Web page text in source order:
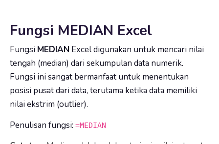
Fungsi MEDIAN Excel
Fungsi MEDIAN Excel digunakan untuk mencari nilai
tengah (median) dari sekumpulan data numerik.
Fungsi ini sangat bermanfaat untuk menentukan
posisi pusat dari data, terutama ketika data memiliki
nilai ekstrim (outlier).
Penulisan fungsi: =MEDIAN